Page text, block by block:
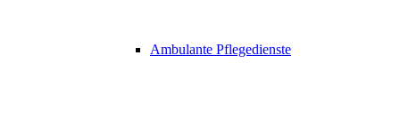
Ambulante Pflegedienste